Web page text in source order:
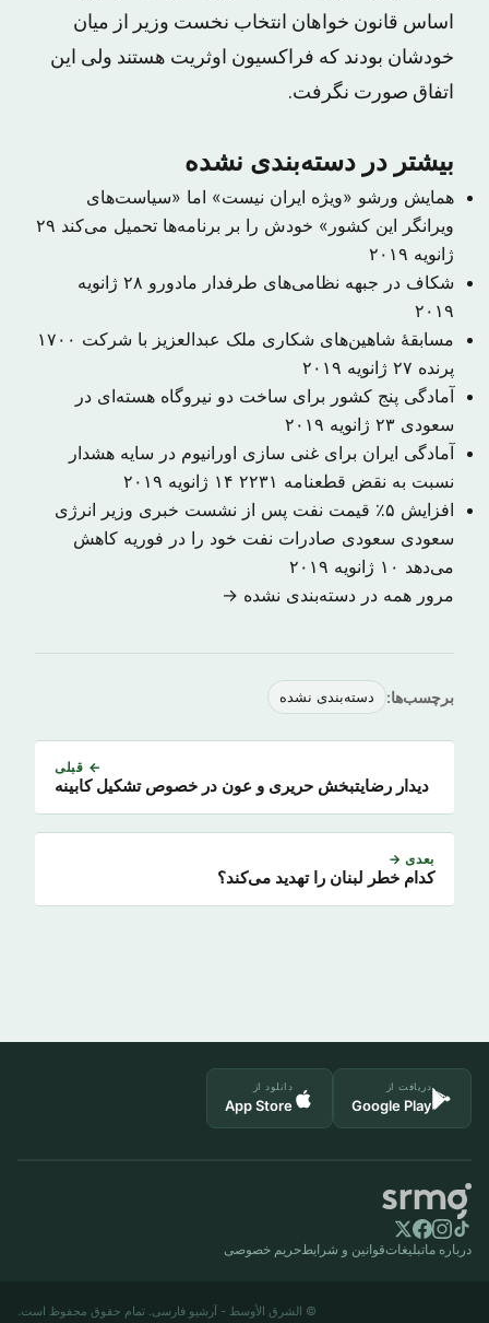
اساس قانون خواهان انتخاب نخست وزیر از میان
خودشان بودند که فراکسیون اوثریت هستند ولی این
اتفاق صورت نگرفت.
بیشتر در دسته‌بندی نشده
همایش ورشو «ویژه ایران نیست» اما «سیاست‌های
ویرانگر این کشور» خودش را بر برنامه‌ها تحمیل می‌کند ۲۹
ژانویه ۲۰۱۹
​شکاف در جبهه نظامی‌های طرفدار مادورو
۲۸ ژانویه
۲۰۱۹
مسابقهٔ شاهین‌های شکاری ملک عبدالعزیز با شرکت ۱۷۰۰
پرنده ۲۷ ژانویه ۲۰۱۹
آمادگی پنج کشور برای ساخت دو نیروگاه‌ هسته‌ای در
سعودی ۲۳ ژانویه ۲۰۱۹
آمادگی ایران برای غنی سازی اورانیوم در سایه هشدار
نسبت به نقض قطعنامه ۲۲۳۱
۱۴ ژانویه ۲۰۱۹
افزایش ۵٪ قیمت نفت پس از نشست خبری وزیر انرژی
سعودی سعودی صادرات نفت خود را در فوریه کاهش
می‌دهد ۱۰ ژانویه ۲۰۱۹
مرور همه در دسته‌بندی نشده →
برچسب‌ها: دسته‌بندی نشده
← قبلی
دیدار رضایتبخش حریری و عون در خصوص تشکیل کابینه
بعدی →
کدام خطر لبنان را تهدید می‌کند؟
دریافت از
Google Play
دانلود از
App Store
درباره ماتبلیغاتقوانین و شرایطحریم خصوصی
© الشرق الأوسط - آرشیو فارسی. تمام حقوق محفوظ است.